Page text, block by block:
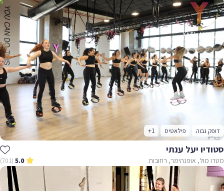
דופק גבוה פילאטיס +1
סטודיו יעל ענתי
מטרו מול, אופנהימר, רחובות 5.0
(701)